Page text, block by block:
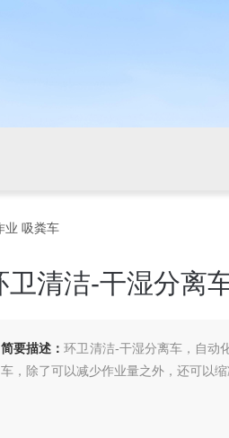
业 吸粪车
卫清洁-干湿分离
简要描述：环卫清洁-干湿分离车，自动
车，除了可以减少作业量之外，还可以